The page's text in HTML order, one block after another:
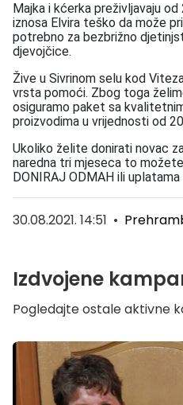
Majka i kćerka preživljavaju
iznosa Elvira teško da može
potrebno za bezbrižno
djevojčice.
Žive u Sivrinom selu kod
vrsta pomoći. Zbog toga
osiguramo paket sa
proizvodima u vrijednosti od
Ukoliko želite donirati novac
naredna tri mjeseca to
DONIRAJ ODMAH ili uplatama
30.08.2021. 14:51 •
Izdvojene
Pogledajte ostale aktivne